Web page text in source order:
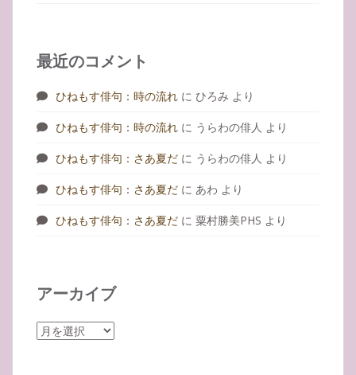
最近のコメント
ひねもす俳句：時の流れ に ひろみ より
ひねもす俳句：時の流れ に うらわの俳人 より
ひねもす俳句：さあ夏だ に うらわの俳人 より
ひねもす俳句：さあ夏だ に あわ より
ひねもす俳句：さあ夏だ に 粟村勝美PHS より
アーカイブ
ア